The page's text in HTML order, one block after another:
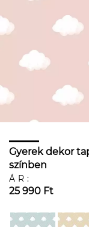
Gyerek dekor
színben
ÁR:
25 990 Ft